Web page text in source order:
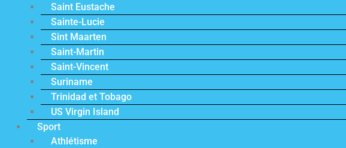
Saint Eustache
Sainte-Lucie
Sint Maarten
Saint-Martin
Saint-Vincent
Suriname
Trinidad et Tobago
US Virgin Island
Sport
Athlétisme